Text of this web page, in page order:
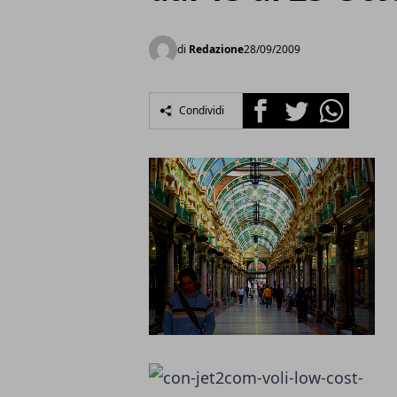
di Redazione28/09/2009
Condividi FacebookTwitterWhatsapp